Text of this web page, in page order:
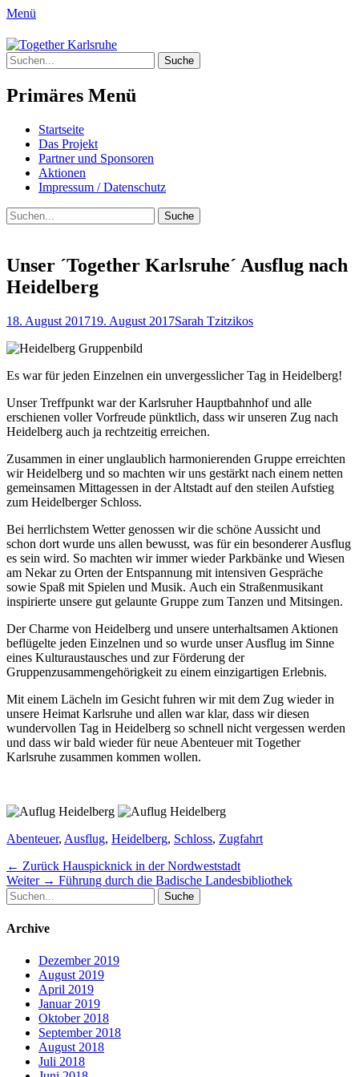
Menü
Together Karlsruhe
Integration von jungen Menschen mit
Fluchterfahrung und
Migrationshintergrund
Suche
nach:
Primäres Menü
Springe
zum
Inhalt
Startseite
Das Projekt
Partner und Sponsoren
Aktionen
Impressum / Datenschutz
Suchen
Suche
nach:
Unser ´Together Karlsruhe´ Ausflug nach
Heidelberg
Posted
18. August 201719. August 2017Author
Sarah Tzitzikos
Es war für jeden Einzelnen ein unvergesslicher Tag in Heidelberg!
Unser Treffpunkt war der Karlsruher Hauptbahnhof und alle
erschienen voller Vorfreude pünktlich, dass wir unseren Zug nach
Heidelberg auch ja rechtzeitig erreichen.
Zusammen in einer unglaublich harmonierenden Gruppe erreichten
wir Heidelberg und so machten wir uns gestärkt nach einem netten
gemeinsamen Mittagessen in der Altstadt auf den steilen Aufstieg
zum Heidelberger Schloss.
Bei herrlichstem Wetter genossen wir die schöne Aussicht und
schon dort wurde uns allen bewusst, was für ein besonderer Ausflug
es sein wird. So machten wir immer wieder Parkbänke und Wiesen
am Nekar zu Orten der Entspannung mit intensiven Gespräche
sowie Spaß mit Spielen und Musik. Auch ein Straßenmusikant
inspirierte unsere gut gelaunte Gruppe zum Tanzen und Mitsingen.
Der Charme von Heidelberg und unsere unterhaltsamen Aktionen
beflügelte jeden Einzelnen und so wurde unser Ausflug im Sinne
eines Kulturaustausches und zur Förderung der
Gruppenzusammengehörigkeit zu einem einzigartigen Erlebnis.
Mit einem Lächeln im Gesicht fuhren wir mit dem Zug wieder in
unsere Heimat Karlsruhe und allen war klar, dass wir diesen
wundervollen Tag in Heidelberg so schnell nicht vergessen werden
und dass wir bald wieder für neue Abenteuer mit Together
Karlsruhe zusammen kommen wollen.
Schlagworte
Abenteuer, Ausflug, Heidelberg, Schloss, Zugfahrt
Beitragsnavigation
← Zurück Vorheriger
Beitrag:
Hauspicknick in der Nordweststadt
Weiter → Nächster
Führung durch die Badische Landesbibliothek
Suche
nach:
Archive
Dezember 2019
August 2019
April 2019
Januar 2019
Oktober 2018
September 2018
August 2018
Juli 2018